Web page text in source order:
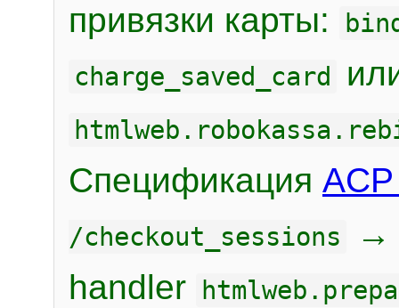
привязки карты:
charge_saved_card
Спецификация
/checkout_sessions
handler